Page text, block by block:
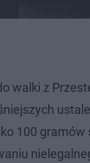
walki z
100 gramów